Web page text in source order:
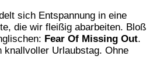
sich Entspannung in eine
die wir fleißig abarbeiten. Bloß
Fear Of Missing Out.
knallvoller Urlaubstag. Ohne